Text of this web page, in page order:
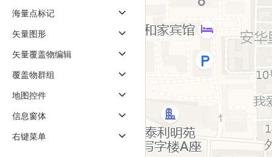
海量点标记
矢量图形
矢量覆盖物编辑
覆盖物群组
地图控件
信息窗体
右键菜单